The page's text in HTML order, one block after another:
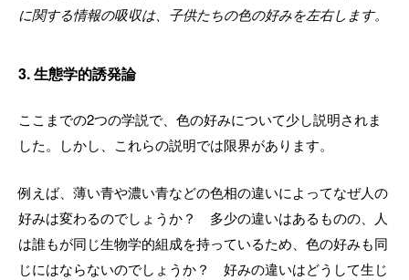
に関する情報の吸収は、子供たちの色の好みを左右します。
3. 生態学的誘発論
ここまでの2つの学説で、色の好みについて少し説明されま
した。しかし、これらの説明では限界があります。
例えば、薄い青や濃い青などの色相の違いによってなぜ人の
好みは変わるのでしょうか？ 多少の違いはあるものの、人
は誰もが同じ生物学的組成を持っているため、色の好みも同
じにはならないのでしょうか？ 好みの違いはどうして生じ